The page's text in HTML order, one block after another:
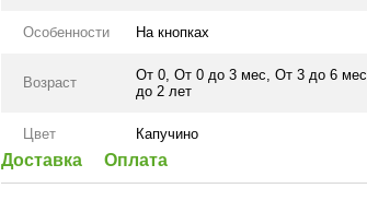
Особенности На кнопках
Возраст От 0,От 0 до 3 мес,От 3 до 6 мес
до 2 лет
Цвет Капучино
Доставка Оплата